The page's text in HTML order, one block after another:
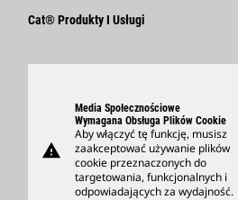
Dlaczego Caterpillar?
Szukaj I Zastosuj
Cat® Produkty I Usługi
Support
Kup Artykuły Handlowe
Znajdź Dealera
warning
Media Społecznościowe
Wymagana Obsługa Plików Cookie
Aby włączyć tę funkcję, musisz
zaakceptować używanie plików
cookie przeznaczonych do
targetowania, funkcjonalnych i
odpowiadających za wydajność.